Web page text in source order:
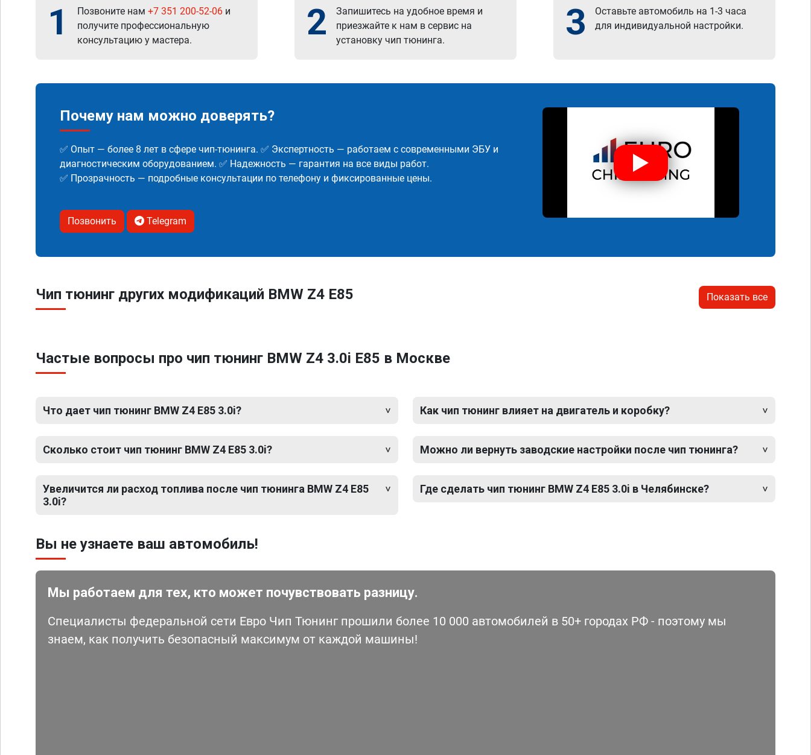
1 Позвоните нам +7 351 200-52-06 и
получите профессиональную
консультацию у мастера.
2
Запишитесь на удобное время и
приезжайте к нам в сервис на
установку чип тюнинга.
3
Оставьте автомобиль на 1-3 часа
для индивидуальной настройки.
Почему нам можно доверять?
✅ Опыт — более 8 лет в сфере чип-тюнинга. ✅ Экспертность — работаем с современными ЭБУ и
диагностическим оборудованием. ✅ Надежность — гарантия на все виды работ.
✅ Прозрачность — подробные консультации по телефону и фиксированные цены.
Позвонить Telegram
Чип тюнинг других модификаций BMW Z4 E85 Показать все
Частые вопросы про чип тюнинг BMW Z4 3.0i E85 в Москве
Что дает чип тюнинг BMW Z4 E85 3.0i?
Сколько стоит чип тюнинг BMW Z4 E85 3.0i?
Увеличится ли расход топлива после чип тюнинга BMW Z4 E85
3.0i?
Как чип тюнинг влияет на двигатель и коробку?
Можно ли вернуть заводские настройки после чип тюнинга?
Где сделать чип тюнинг BMW Z4 E85 3.0i в Челябинске?
Вы не узнаете ваш автомобиль!
Мы работаем для тех, кто может почувствовать разницу.
Специалисты федеральной сети Евро Чип Тюнинг прошили более 10 000 автомобилей в 50+ городах РФ - поэтому мы
знаем, как получить безопасный максимум от каждой машины!